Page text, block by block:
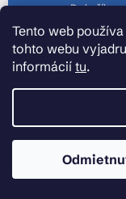
Tento web
tohto webu
informácií tu.
Do košíka